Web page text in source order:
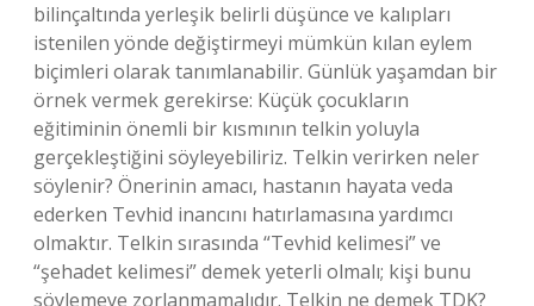
bilinçaltında yerleşik belirli düşünce ve kalıpları
istenilen yönde değiştirmeyi mümkün kılan eylem
biçimleri olarak tanımlanabilir. Günlük yaşamdan bir
örnek vermek gerekirse: Küçük çocukların
eğitiminin önemli bir kısmının telkin yoluyla
gerçekleştiğini söyleyebiliriz. Telkin verirken neler
söylenir? Önerinin amacı, hastanın hayata veda
ederken Tevhid inancını hatırlamasına yardımcı
olmaktır. Telkin sırasında “Tevhid kelimesi” ve
“şehadet kelimesi” demek yeterli olmalı; kişi bunu
söylemeye zorlanmamalıdır. Telkin ne demek TDK?